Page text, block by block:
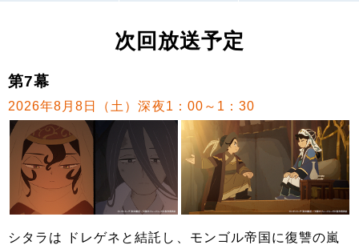
次回放送予定
第7幕
2026年8月8日（土）深夜1：00～1：30
シタラは ドレゲネと結託し、モンゴル帝国に復讐の嵐